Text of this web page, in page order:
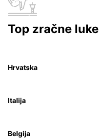
Top zračne luke
Hrvatska
Italija
Belgija